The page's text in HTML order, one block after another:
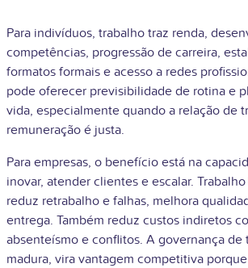
Para indivíduos, trabalho traz renda,
competências, progressão de carreira,
formatos formais e acesso a redes
pode oferecer previsibilidade de rotina e
vida, especialmente quando a relação de
remuneração é justa.
Para empresas, o benefício está na
inovar, atender clientes e escalar.
reduz retrabalho e falhas, melhora
entrega. Também reduz custos indiretos
absenteísmo e conflitos. A governança de
madura, vira vantagem competitiva